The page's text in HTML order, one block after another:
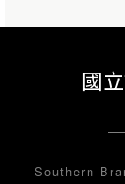
國
Southern